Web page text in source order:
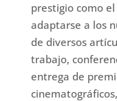
prestigio como
adaptarse a los
de diversos
trabajo,
entrega de